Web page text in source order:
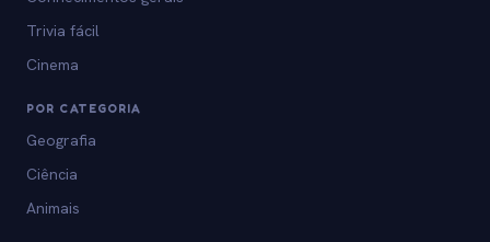
Trivia fácil
Cinema
POR CATEGORIA
Geografia
Ciência
Animais